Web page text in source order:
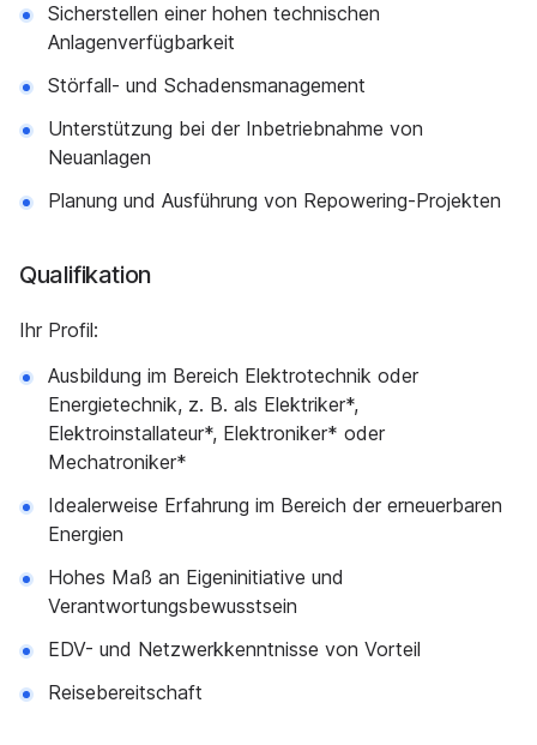
Sicherstellen einer hohen technischen
Anlagenverfügbarkeit
Störfall- und Schadensmanagement
Unterstützung bei der Inbetriebnahme von
Neuanlagen
Planung und Ausführung von Repowering-Projekten
Qualifikation
Ihr Profil:
Ausbildung im Bereich Elektrotechnik oder
Energietechnik, z. B. als Elektriker*,
Elektroinstallateur*, Elektroniker* oder
Mechatroniker*
Idealerweise Erfahrung im Bereich der erneuerbaren
Energien
Hohes Maß an Eigeninitiative und
Verantwortungsbewusstsein
EDV- und Netzwerkkenntnisse von Vorteil
Reisebereitschaft